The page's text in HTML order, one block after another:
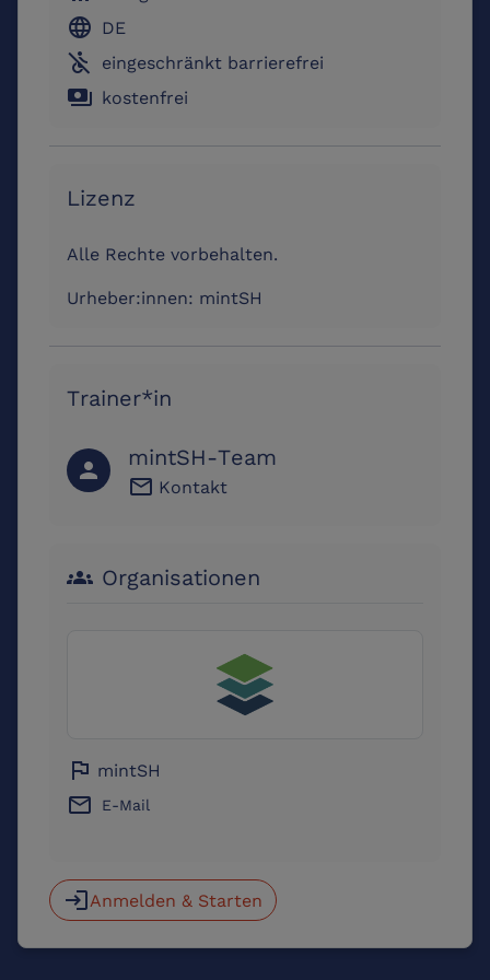
language DE
not_accessible eingeschränkt barrierefrei
payments kostenfrei
Lizenz
Alle Rechte vorbehalten.
Urheber:innen: mintSH
Trainer*in
person mintSH-Team
email Kontakt
groups Organisationen
flag mintSH
email E-Mail
loginAnmelden & Starten